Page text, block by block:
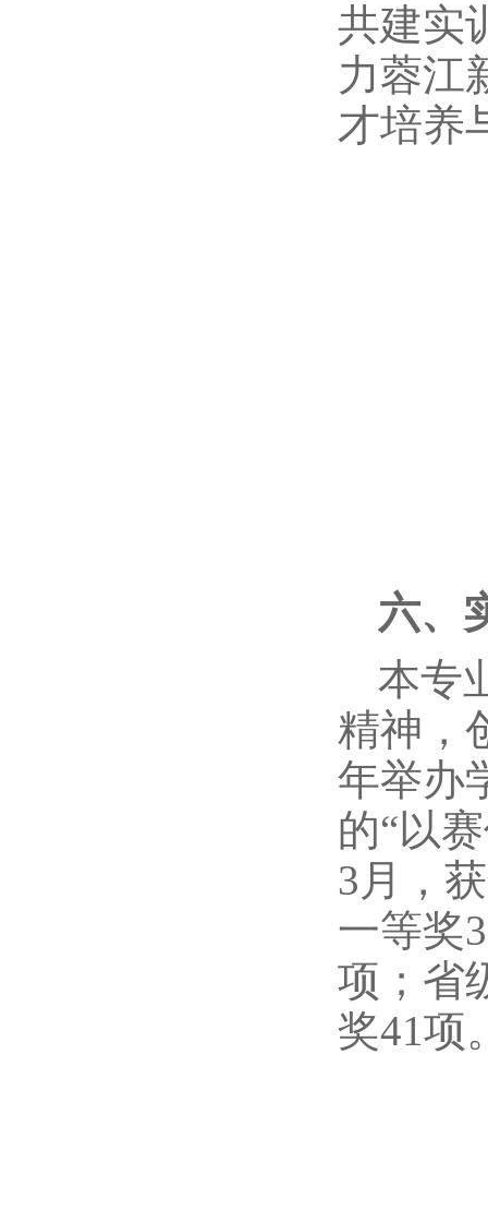
共建实
力蓉江
才培养
六、
本专
精神，
年举办
的“以
3月，
一等奖
项；省
奖41项